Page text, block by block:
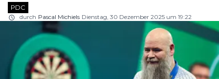
PDC
durch Pascal Michiels Dienstag, 30 Dezember 2025 um 19:22